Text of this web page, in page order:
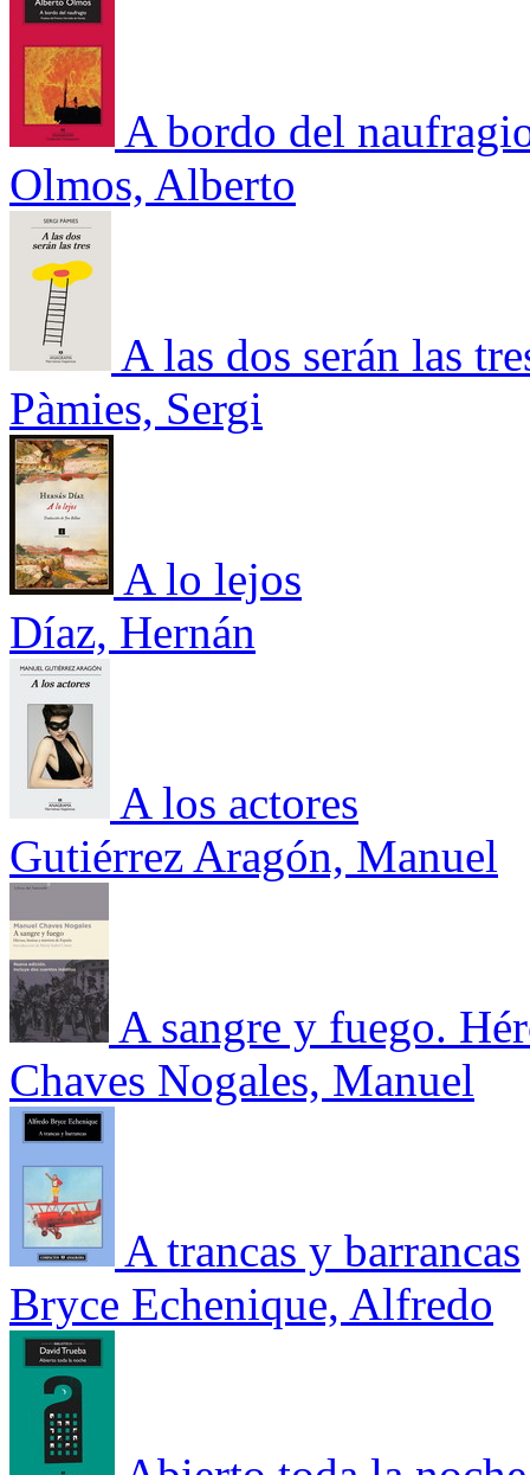
A bordo del
Olmos, Alberto
A las dos serán las
Pàmies, Sergi
A lo lejos
Díaz, Hernán
A los actores
Gutiérrez Aragón, Manuel
A sangre y fuego.
Chaves Nogales, Manuel
A trancas y barrancas
Bryce Echenique, Alfredo